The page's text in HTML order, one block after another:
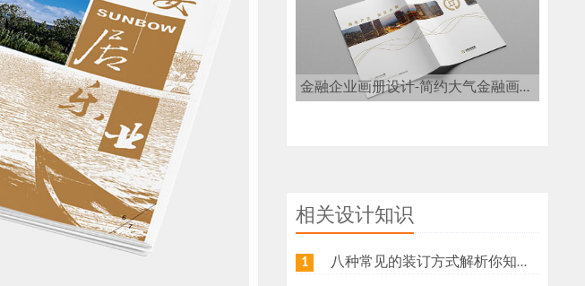
金融企业画册设计-简约大气金融画册设计
相关设计知识
1 八种常见的装订方式解析你知道几种？画册装订方式指南